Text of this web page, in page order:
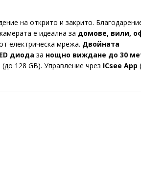
на открито и закрито.
е идеална за домове, вили,
електрическа мрежа. Двойната
диода за нощно виждане до 30
128 GB). Управление чрез ICsee App